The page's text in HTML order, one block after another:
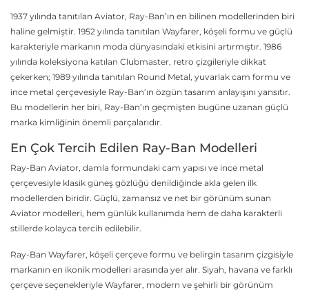
1937 yılında tanıtılan Aviator, Ray-Ban’ın en bilinen modellerinden biri
haline gelmiştir. 1952 yılında tanıtılan Wayfarer, köşeli formu ve güçlü
karakteriyle markanın moda dünyasındaki etkisini artırmıştır. 1986
yılında koleksiyona katılan Clubmaster, retro çizgileriyle dikkat
çekerken; 1989 yılında tanıtılan Round Metal, yuvarlak cam formu ve
ince metal çerçevesiyle Ray-Ban’ın özgün tasarım anlayışını yansıtır.
Bu modellerin her biri, Ray-Ban’ın geçmişten bugüne uzanan güçlü
marka kimliğinin önemli parçalarıdır.
En Çok Tercih Edilen Ray-Ban Modelleri
Ray-Ban Aviator, damla formundaki cam yapısı ve ince metal
çerçevesiyle klasik güneş gözlüğü denildiğinde akla gelen ilk
modellerden biridir. Güçlü, zamansız ve net bir görünüm sunan
Aviator modelleri, hem günlük kullanımda hem de daha karakterli
stillerde kolayca tercih edilebilir.
Ray-Ban Wayfarer, köşeli çerçeve formu ve belirgin tasarım çizgisiyle
markanın en ikonik modelleri arasında yer alır. Siyah, havana ve farklı
çerçeve seçenekleriyle Wayfarer, modern ve şehirli bir görünüm